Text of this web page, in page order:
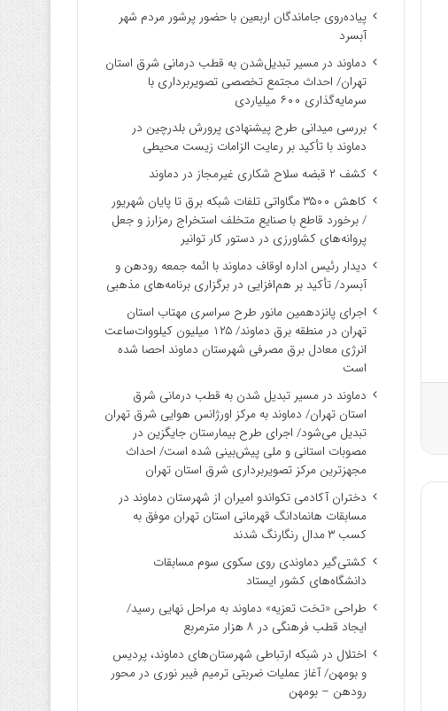
پیاده‌روی جاماندگان اربعین با حضور پرشور مردم شهر
آبسرد
دماوند در مسیر تبدیل‌شدن به قطب درمانی شرق استان
تهران/ احداث مجتمع تخصصی تصویربرداری با
سرمایه‌گذاری ۶۰۰ میلیاردی
بررسی میدانی طرح پیشنهادی پرورش بلدرچین در
دماوند با تأکید بر رعایت الزامات زیست ‌محیطی
کشف ۲ قبضه سلاح شکاری غیرمجاز در دماوند
کاهش ۳۵۰۰ مگاواتی تلفات شبکه برق تا پایان شهریور
/ برخورد قاطع با صنایع متخلف استخراج رمزارز و جعل
پروانه‌های کشاورزی در دستور کار توانیر
دیدار رئیس اداره اوقاف دماوند با ائمه جمعه رودهن و
آبسرد/ تأکید بر هم‌افزایی در برگزاری برنامه‌های مذهبی
اجرای پانزدهمین مانور طرح سراسری مهتاب استان
تهران در منطقه برق دماوند/ ۱۲۵ میلیون کیلووات‌ساعت
انرژی معادل برق مصرفی شهرستان دماوند احصا شده
است
دماوند در مسیر تبدیل شدن به قطب درمانی شرق
استان تهران/ دماوند به مرکز اورژانس هوایی شرق تهران
تبدیل می‌شود/ اجرای طرح بیمارستان جایگزین در
مصوبات استانی و ملی پیش‌بینی شده است/ احداث
مجهزترین مرکز تصویربرداری شرق استان تهران
دختران آکادمی تکواندو امیران از شهرستان دماوند در
مسابقات هانمادانگ قهرمانی استان تهران موفق به
کسب ۳ مدال رنگارنگ شدند
کشتی‌گیر دماوندی روی سکوی سوم مسابقات
دانشگاه‌های کشور ایستاد
طراحی «تخت تعزیه» دماوند به مراحل نهایی رسید/
ایجاد قطب فرهنگی در ۸ هزار مترمربع
اختلال در شبکه ارتباطی شهرستان‌های دماوند، پردیس
و بومهن/ آغاز عملیات ضربتی ترمیم فیبر نوری در محور
رودهن – بومهن